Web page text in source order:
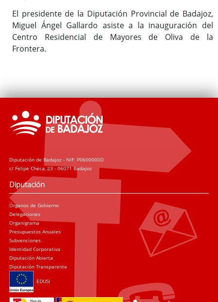
El presidente de la Diputación Provincial de Badajoz,
Miguel Ángel Gallardo asiste a la inauguración del
Centro Residencial de Mayores de Oliva de la
Frontera.
Diputación de Badajoz - NIF: P0600000D
c/ Felipe Checa, 23 - 06071 Badajoz
Diputación
Órganos de Gobierno
Delegaciones
Organigrama
Presupuestos Anuales
Subvenciones
Identidad Corporativa
Diputación Abierta
Diputación Transparente
EDUSI